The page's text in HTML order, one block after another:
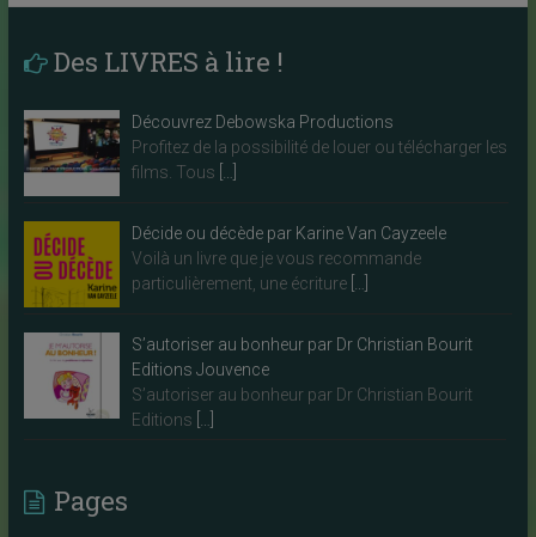
Des LIVRES à lire !
Découvrez Debowska Productions
Profitez de la possibilité de louer ou télécharger les
films. Tous […]
Décide ou décède par Karine Van Cayzeele
Voilà un livre que je vous recommande
particulièrement, une écriture […]
S’autoriser au bonheur par Dr Christian Bourit
Editions Jouvence
S’autoriser au bonheur par Dr Christian Bourit
Editions […]
Pages